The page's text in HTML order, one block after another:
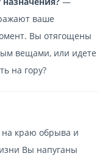
ваше
Вы отягощены
вещами, или идете
на гору?
на краю обрыва и
Вы напуганы